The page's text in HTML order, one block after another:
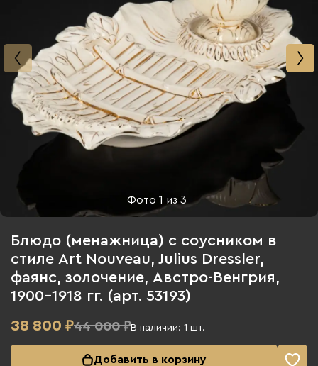
Фото1 из3
Блюдо (менажница) с соусником в
стиле Art Nouveau, Julius Dressler,
фаянс, золочение, Австро-Венгрия,
1900-1918 гг. (арт. 53193)
38 800 ₽44 000 ₽В наличии: 1 шт.
Добавить в корзину